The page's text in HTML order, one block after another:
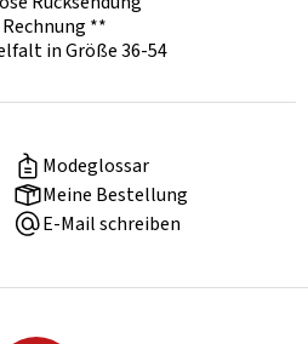
**
in Größe 36-54
Modeglossar
Meine Bestellung
E-Mail schreiben